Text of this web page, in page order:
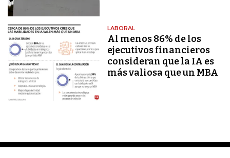
LABORAL
Al menos 86% de los
ejecutivos financieros
consideran que la IA es
más valiosa que un MBA